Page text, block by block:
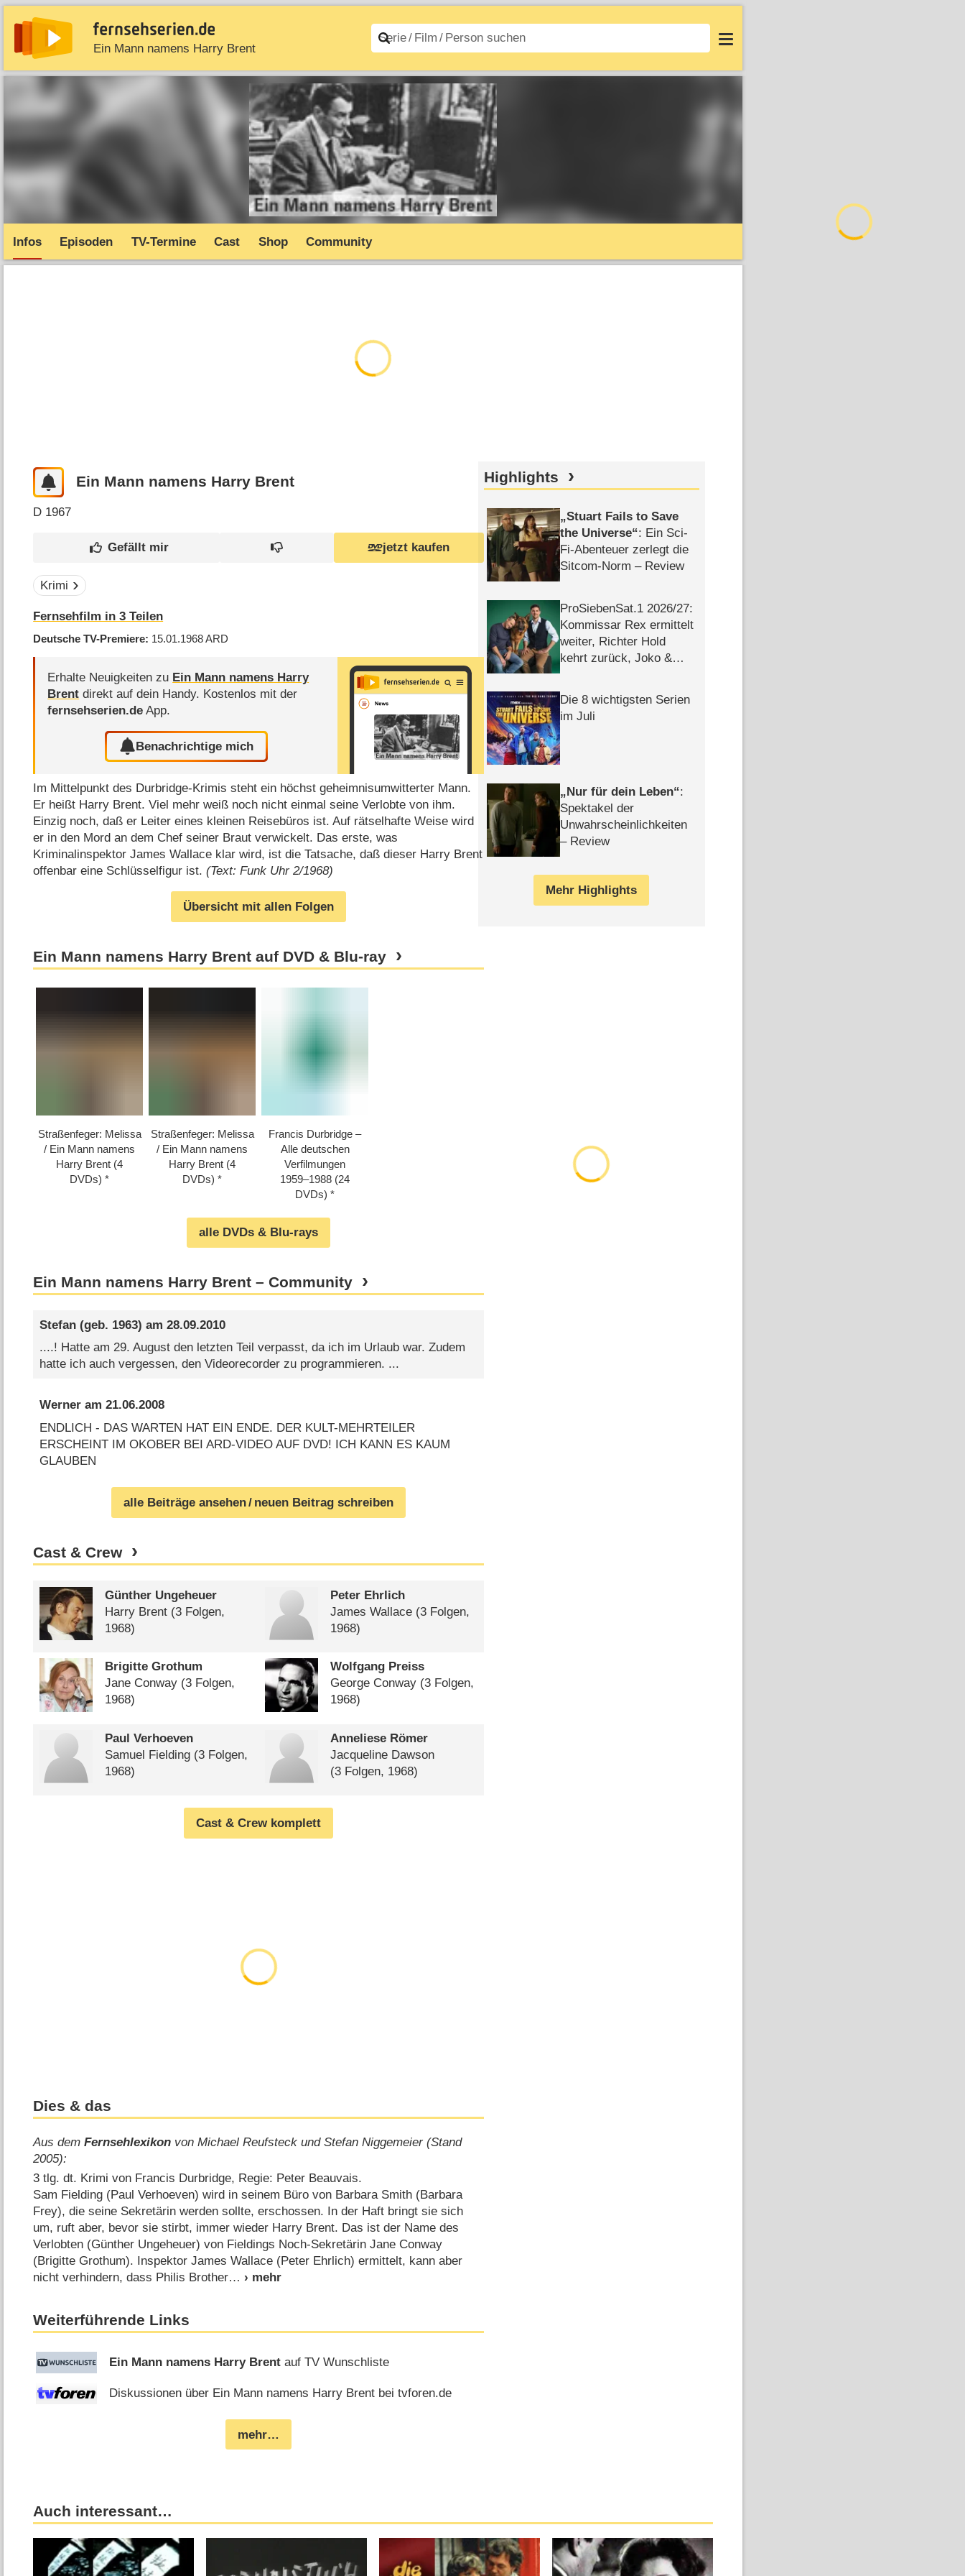
Ein Mann namens Harry Brent
News Entdecken Streaming TV-Starts Filme A–Z Login
Infos Episoden TV-Termine Cast Shop Community
Ein Mann namens Harry Brent
D 1967
jetzt kaufen
Krimi
Fernsehfilm in 3 Teilen
Deutsche TV-Premiere 15.01.1968ARD
Erhalte Neuigkeiten zu Ein Mann namens Harry
Brent direkt auf dein Handy. Kostenlos mit der
fernsehserien.de App.
Benachrichtige mich
Im Mittelpunkt des Durbridge-Krimis steht ein höchst geheimnisumwitterter Mann.
Er heißt Harry Brent. Viel mehr weiß noch nicht einmal seine Verlobte von ihm.
Einzig noch, daß er Leiter eines kleinen Reisebüros ist. Auf rätselhafte Weise wird
er in den Mord an dem Chef seiner Braut verwickelt. Das erste, was
Kriminalinspektor James Wallace klar wird, ist die Tatsache, daß dieser Harry Brent
offenbar eine Schlüsselfigur ist.(Text: Funk Uhr 2/1968)
Übersicht mit allen Folgen
Ein Mann namens Harry Brent auf DVD & Blu-ray
Straßenfeger: Melissa
/​​ Ein Mann namens
Harry Brent (4
DVDs)
Straßenfeger: Melissa
/​​ Ein Mann namens
Harry Brent (4
DVDs)
Francis Durbridge –
Alle deutschen
Verfilmungen
1959⁠–⁠1988 (24
DVDs)
alle DVDs & Blu-rays
Ein Mann namens Harry Brent – Community
Stefan(geb. 1963) am 28.09.2010
....! Hatte am 29. August den letzten Teil verpasst, da ich im Urlaub war. Zudem
hatte ich auch vergessen, den Videorecorder zu programmieren. ...
Werneram 21.06.2008
ENDLICH - DAS WARTEN HAT EIN ENDE. DER KULT-MEHRTEILER
ERSCHEINT IM OKOBER BEI ARD-VIDEO AUF DVD! ICH KANN ES KAUM
GLAUBEN
alle Beiträge ansehen/ neuen Beitrag schreiben
Cast & Crew
Günther Ungeheuer
Harry Brent(3 Folgen,
1968)
Peter Ehrlich
James Wallace(3 Folgen,
1968)
Brigitte Grothum
Jane Conway(3 Folgen,
1968)
Wolfgang Preiss
George Conway(3 Folgen,
1968)
Paul Verhoeven
Samuel Fielding(3 Folgen,
1968)
Anneliese Römer
Jacqueline Dawson
(3 Folgen, 1968)
Cast & Crew komplett
Dies & das
Aus demFernsehlexikon von Michael Reufsteck und Stefan Niggemeier (Stand
2005):
3 tlg. dt. Krimi von Francis Durbridge, Regie: Peter Beauvais.
Sam Fielding (Paul Verhoeven) wird in seinem Büro von Barbara Smith (Barbara
Frey), die seine Sekretärin werden sollte, erschossen. In der Haft bringt sie sich
um, ruft aber, bevor sie stirbt, immer wieder Harry Brent. Das ist der Name des
Verlobten (Günther Ungeheuer) von Fieldings Noch-Sekretärin Jane Conway
(Brigitte Grothum). Inspektor James Wallace (Peter Ehrlich) ermittelt, kann aber
nicht verhindern, dass Philis Brother
Weiterführende Links
Ein Mann namens Harry Brent auf TV Wunschliste
Diskussionen über Ein Mann namens Harry Brent bei tvforen.de
mehr…
Highlights
Stuart Fails to Save
the Universe : Ein Sci-
Fi-Abenteuer zerlegt die
Sitcom-Norm – Review
ProSiebenSat.1 2026/​27:
Kommissar Rex ermittelt
weiter, Richter Hold
kehrt zurück, Joko &
Die 8 wichtigsten Serien
im Juli
Nur für dein Leben :
Spektakel der
Unwahrscheinlichkeiten
– Review
Mehr Highlights
Auch interessant…